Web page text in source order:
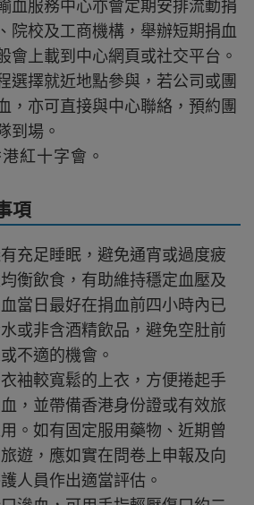
血服務中心亦會定期安排流動捐
院校及工商機構，舉辦短期捐血
會上載到中心網頁或社交平台。
選擇就近地點參與，若公司或團
，亦可直接與中心聯絡，預約團
到場。
紅十字會。
項
充足睡眠，避免通宵或過度疲
衡飲食，有助維持穩定血壓及
當日最好在捐血前四小時內已
或非含酒精飲品，避免空肚前
不適的機會。
袖較寬鬆的上衣，方便捲起手
，並帶備香港身份證或有效旅
。如有固定服用藥物、近期曾
遊，應如實在問卷上申報及向
人員作出適當評估。